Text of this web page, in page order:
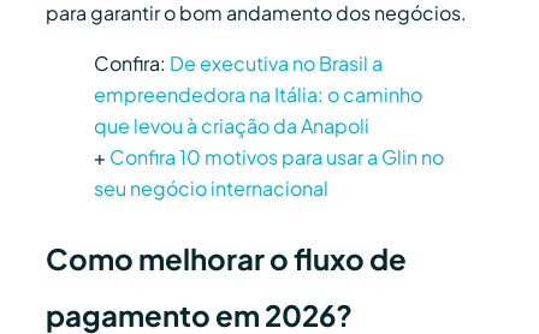
para garantir o bom andamento dos negócios.
Confira: De executiva no Brasil a
empreendedora na Itália: o caminho
que levou à criação da Anapoli
+ Confira 10 motivos para usar a Glin no
seu negócio internacional
Como melhorar o fluxo de
pagamento em 2026?